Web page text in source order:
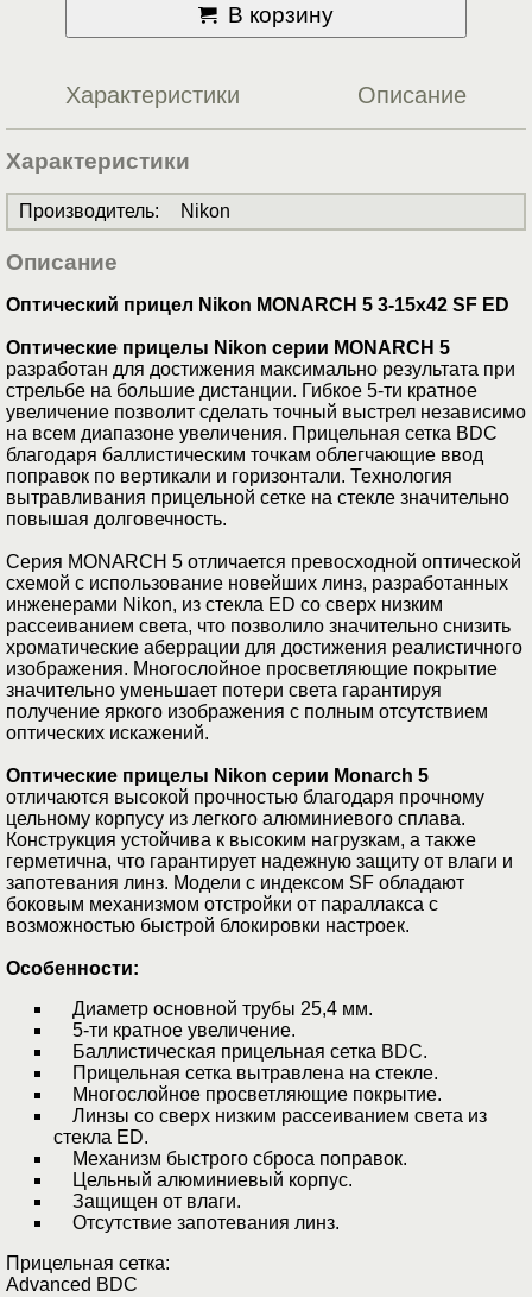
В корзину
Характеристики Описание
Характеристики
Производитель: Nikon
Описание
Оптический прицел Nikon MONARCH 5 3-15x42 SF ED
Оптические прицелы Nikon серии MONARCH 5
разработан для достижения максимально результата при
стрельбе на большие дистанции. Гибкое 5-ти кратное
увеличение позволит сделать точный выстрел независимо
на всем диапазоне увеличения. Прицельная сетка BDC
благодаря баллистическим точкам облегчающие ввод
поправок по вертикали и горизонтали. Технология
вытравливания прицельной сетке на стекле значительно
повышая долговечность.
Серия MONARCH 5 отличается превосходной оптической
схемой с использование новейших линз, разработанных
инженерами Nikon, из стекла ED со сверх низким
рассеиванием света, что позволило значительно снизить
хроматические аберрации для достижения реалистичного
изображения. Многослойное просветляющие покрытие
значительно уменьшает потери света гарантируя
получение яркого изображения с полным отсутствием
оптических искажений.
Оптические прицелы Nikon серии Monarch 5
отличаются высокой прочностью благодаря прочному
цельному корпусу из легкого алюминиевого сплава.
Конструкция устойчива к высоким нагрузкам, а также
герметична, что гарантирует надежную защиту от влаги и
запотевания линз. Модели с индексом SF обладают
боковым механизмом отстройки от параллакса с
возможностью быстрой блокировки настроек.
Особенности:
Диаметр основной трубы 25,4 мм.
5-ти кратное увеличение.
Баллистическая прицельная сетка BDC.
Прицельная сетка вытравлена на стекле.
Многослойное просветляющие покрытие.
Линзы со сверх низким рассеиванием света из
стекла ED.
Механизм быстрого сброса поправок.
Цельный алюминиевый корпус.
Защищен от влаги.
Отсутствие запотевания линз.
Прицельная сетка:
Advanced BDC